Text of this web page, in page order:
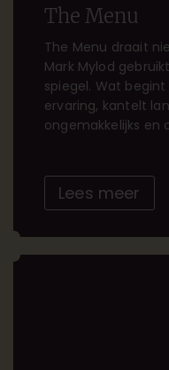
The Menu
The Menu draait
Mark Mylod
spiegel. Wat
ervaring, kantelt
ongemakkelijks en
zorgvuldig
geen warm,
Lees meer